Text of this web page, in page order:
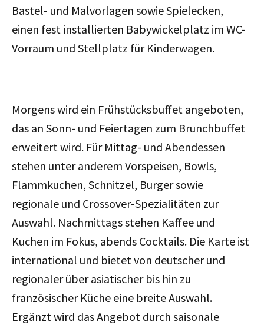
Bastel- und Malvorlagen sowie Spielecken,
einen fest installierten Babywickelplatz im WC-
Vorraum und Stellplatz für Kinderwagen.
Morgens wird ein Frühstücksbuffet angeboten,
das an Sonn- und Feiertagen zum Brunchbuffet
erweitert wird. Für Mittag- und Abendessen
stehen unter anderem Vorspeisen, Bowls,
Flammkuchen, Schnitzel, Burger sowie
regionale und Crossover-Spezialitäten zur
Auswahl. Nachmittags stehen Kaffee und
Kuchen im Fokus, abends Cocktails. Die Karte ist
international und bietet von deutscher und
regionaler über asiatischer bis hin zu
französischer Küche eine breite Auswahl.
Ergänzt wird das Angebot durch saisonale